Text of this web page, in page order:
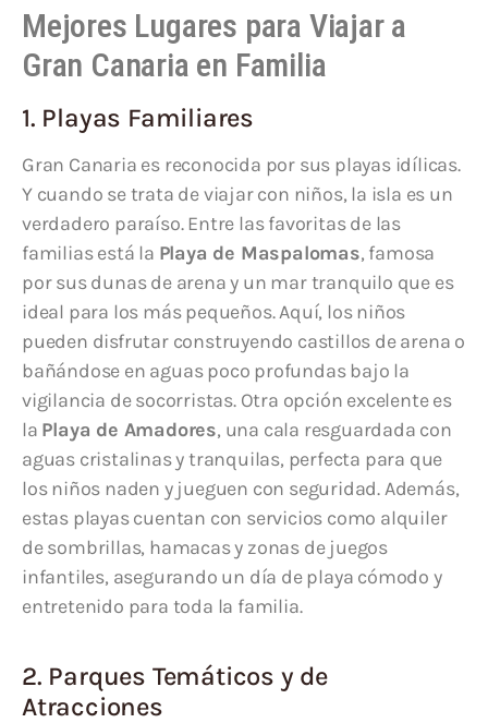
Mejores Lugares para Viajar a
Gran Canaria en Familia
1. Playas Familiares
Gran Canaria es reconocida por sus playas idílicas.
Y cuando se trata de viajar con niños, la isla es un
verdadero paraíso. Entre las favoritas de las
familias está la Playa de Maspalomas, famosa
por sus dunas de arena y un mar tranquilo que es
ideal para los más pequeños. Aquí, los niños
pueden disfrutar construyendo castillos de arena o
bañándose en aguas poco profundas bajo la
vigilancia de socorristas. Otra opción excelente es
la Playa de Amadores, una cala resguardada con
aguas cristalinas y tranquilas, perfecta para que
los niños naden y jueguen con seguridad. Además,
estas playas cuentan con servicios como alquiler
de sombrillas, hamacas y zonas de juegos
infantiles, asegurando un día de playa cómodo y
entretenido para toda la familia.
2. Parques Temáticos y de
Atracciones